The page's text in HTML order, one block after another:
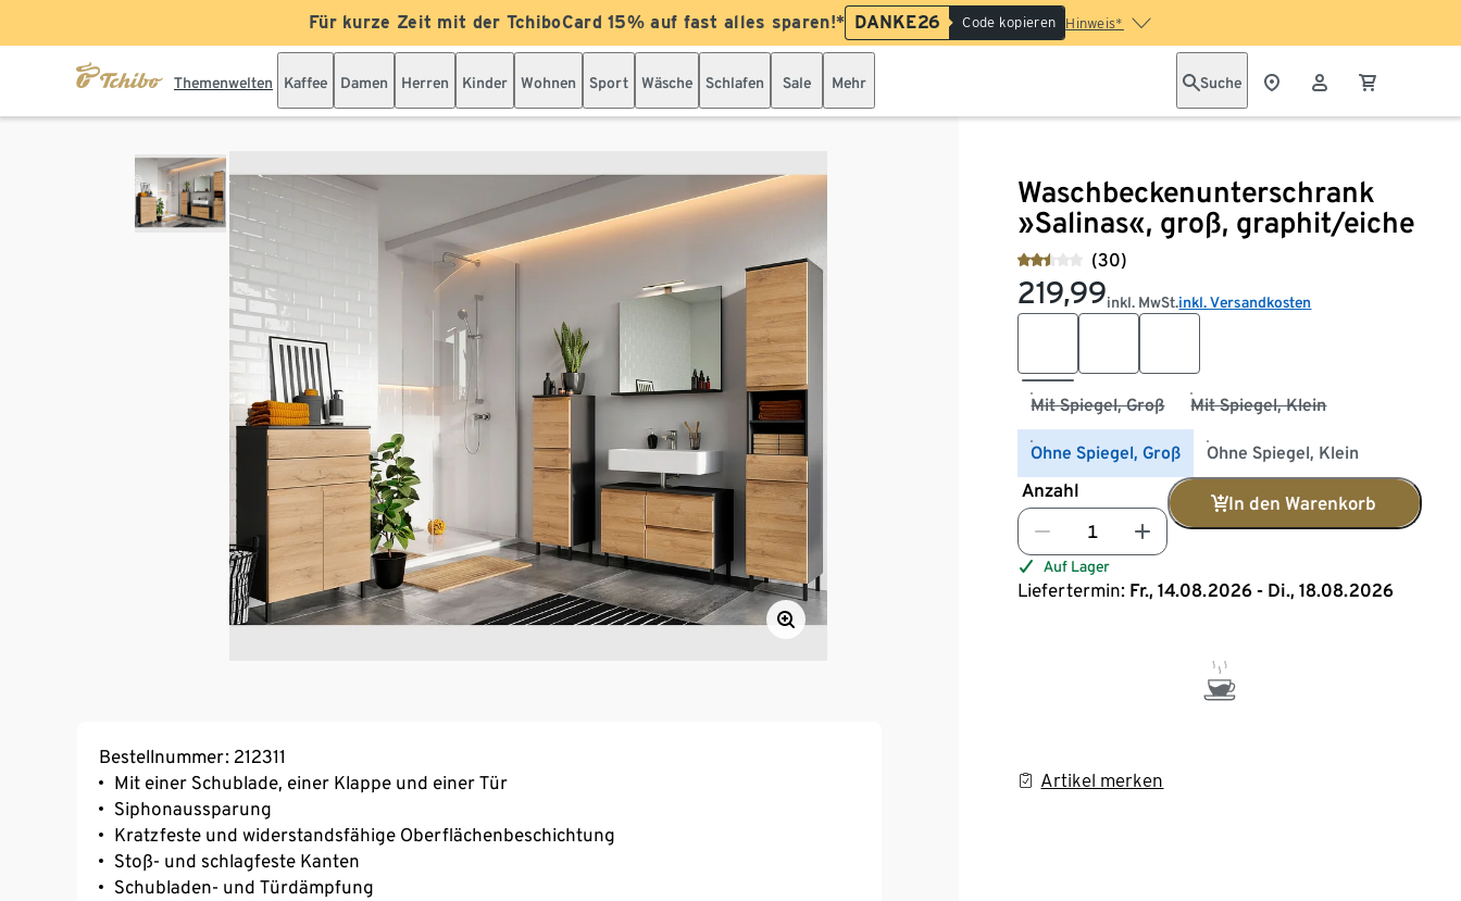
Für kurze Zeit mit der TchiboCard 15% auf fast alles sparen!* DANKE26 Code kopieren Hinweis*
Themenwelten Kaffee Damen Herren Kinder Wohnen Sport Wäsche Schlafen Sale Mehr Suche
Waschbeckenunterschrank
»Salinas«, groß, graphit/eiche
(30)
219,99inkl. MwSt.inkl. Versandkosten
Mit Spiegel, Groß Mit Spiegel, Klein
Ohne Spiegel, Groß Ohne Spiegel, Klein
Anzahl
In den Warenkorb
Auf Lager
Liefertermin: Fr., 14.08.2026 - Di., 18.08.2026
Artikel merken
Bestellnummer: 212311
Mit einer Schublade, einer Klappe und einer Tür
Siphonaussparung
Kratzfeste und widerstandsfähige Oberflächenbeschichtung
Stoß- und schlagfeste Kanten
Schubladen- und Türdämpfung